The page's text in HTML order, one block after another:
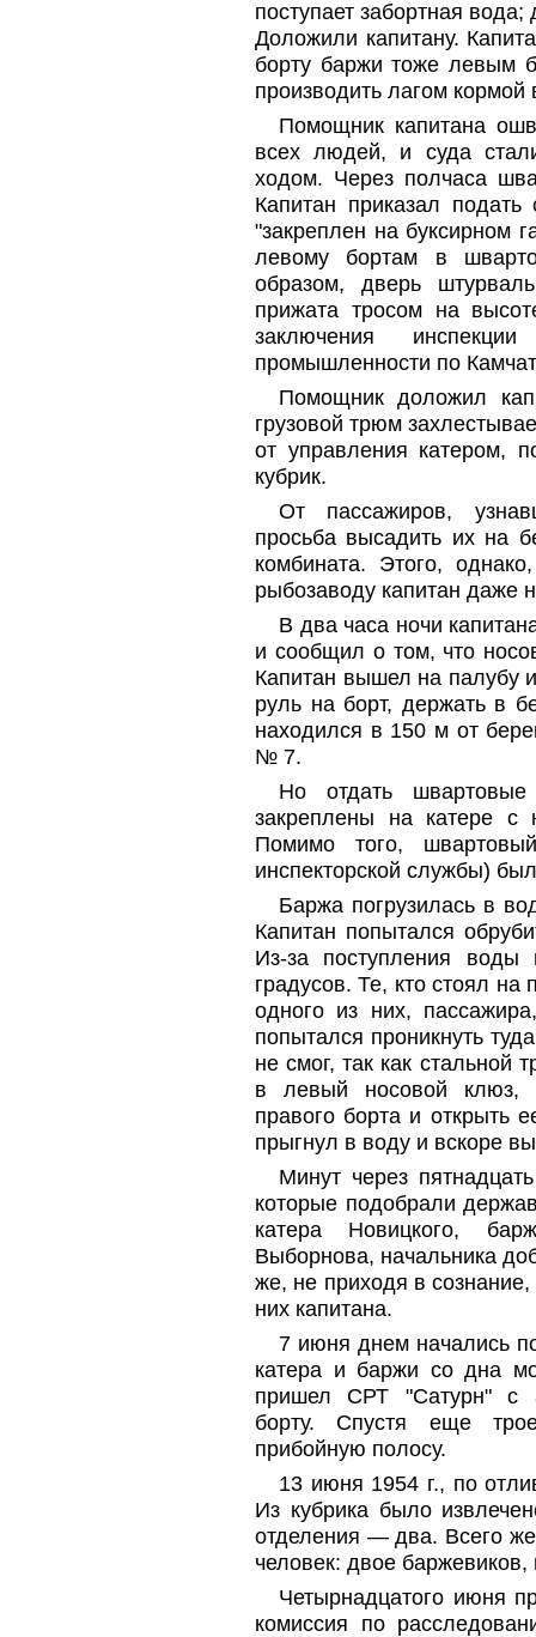
поступает забортная
Доложили капитану.
борту баржи тоже левым
производить лагом кормой
Помощник капитана
всех людей, и суда
ходом. Через полчаса
Капитан приказал
"закреплен на буксирном
левому бортам в
образом, дверь
прижата тросом на
заключения
промышленности по
Помощник доложил
грузовой трюм
от управления катером,
кубрик.
От пассажиров,
просьба высадить их на
комбината. Этого,
рыбозаводу капитан даже
В два часа ночи
и сообщил о том, что
Капитан вышел на палубу
руль на борт, держать в
находился в 150 м от
№ 7.
Но отдать
закреплены на катере с
Помимо того,
инспекторской службы)
Баржа погрузилась в
Капитан попытался
Из-за поступления воды
градусов. Те, кто стоял
одного из них,
попытался проникнуть
не смог, так как стальной
в левый носовой клюз,
правого борта и открыть
прыгнул в воду и вскоре
Минут через
которые подобрали
катера Новицкого,
Выборнова, начальника
же, не приходя в
них капитана.
7 июня днем начались
катера и баржи со дна
пришел СРТ "Сатурн" с
борту. Спустя еще
прибойную полосу.
13 июня 1954 г., по
Из кубрика было
отделения — два. Всего
человек: двое баржевиков,
Четырнадцатого июня
комиссия по